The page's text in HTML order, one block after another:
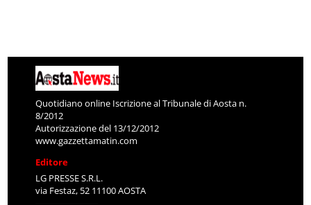
Quotidiano online Iscrizione al Tribunale di Aosta n.
8/2012
Autorizzazione del 13/12/2012
www.gazzettamatin.com
Editore
LG PRESSE S.R.L.
via Festaz, 52 11100 AOSTA